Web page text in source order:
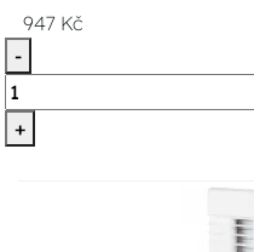
947 Kč
-
+